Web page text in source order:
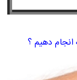
دهیم ؟